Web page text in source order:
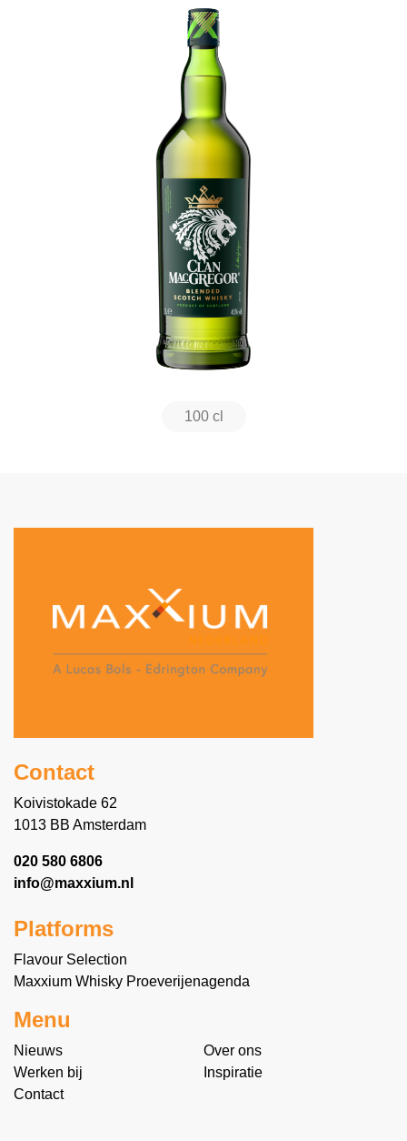
100 cl
Contact
Koivistokade 62
1013 BB Amsterdam
020 580 6806
info@maxxium.nl
Platforms
Flavour Selection
Maxxium Whisky Proeverijenagenda
Menu
Nieuws
Over ons
Werken bij
Inspiratie
Contact